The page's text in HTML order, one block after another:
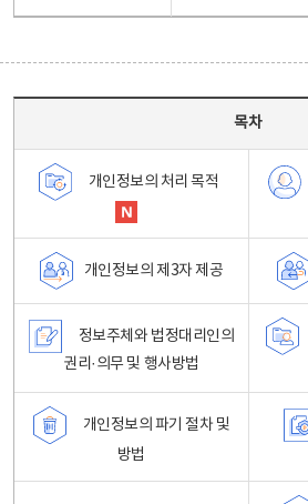
목차
개인정보의 처리 목적
개인정보의 제3자 제공
정보주체와 법정대리인의
권리·의무 및 행사방법
개인정보의 파기 절차 및
방법